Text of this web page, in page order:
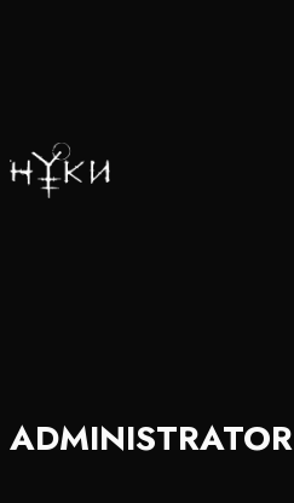
ADMINISTRATOR